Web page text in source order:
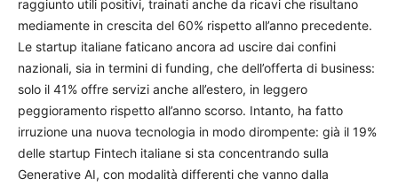
raggiunto utili positivi, trainati anche da ricavi che risultano
mediamente in crescita del 60% rispetto all’anno precedente.
Le startup italiane faticano ancora ad uscire dai confini
nazionali, sia in termini di funding, che dell’offerta di business:
solo il 41% offre servizi anche all’estero, in leggero
peggioramento rispetto all’anno scorso. Intanto, ha fatto
irruzione una nuova tecnologia in modo dirompente: già il 19%
delle startup Fintech italiane si sta concentrando sulla
Generative AI, con modalità differenti che vanno dalla